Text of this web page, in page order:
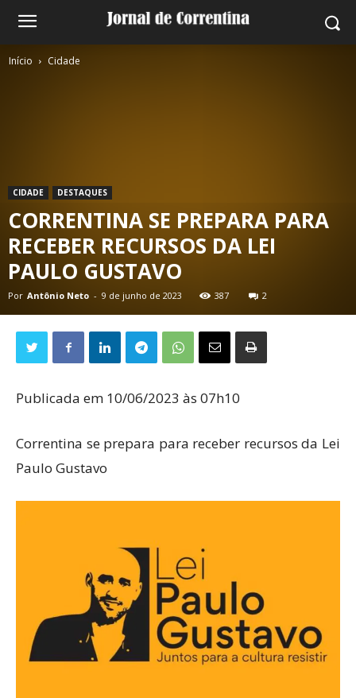
Início Cidade
CIDADE DESTAQUES
CORRENTINA SE PREPARA PARA
RECEBER RECURSOS DA LEI
PAULO GUSTAVO
Por Antônio Neto - 9 de junho de 2023 387 2
Publicada em 10/06/2023 às 07h10
Correntina se prepara para receber recursos da Lei
Paulo Gustavo